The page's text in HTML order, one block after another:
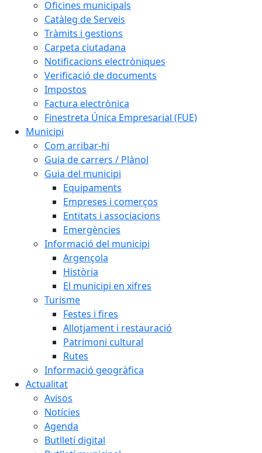
Oficines municipals
Catàleg de Serveis
Tràmits i gestions
Carpeta ciutadana
Notificacions electròniques
Verificació de documents
Impostos
Factura electrònica
Finestreta Única Empresarial (FUE)
Municipi
Com arribar-hi
Guia de carrers / Plànol
Guia del municipi
Equipaments
Empreses i comerços
Entitats i associacions
Emergències
Informació del municipi
Argençola
Història
El municipi en xifres
Turisme
Festes i fires
Allotjament i restauració
Patrimoni cultural
Rutes
Informació geogràfica
Actualitat
Avisos
Notícies
Agenda
Butlletí digital